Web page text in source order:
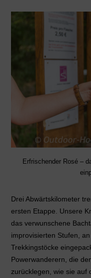
Erfrischender Rosé –
Drei Abwärtskilometer
ersten Etappe. Unsere
das verwunschene
improvisierten Stufen,
Trekkingstöcke
Powerwanderern, die
zurücklegen, wie sie auf